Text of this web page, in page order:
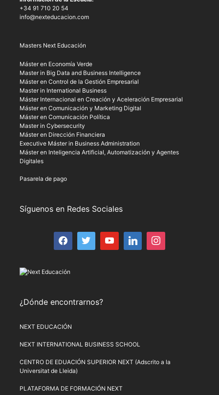
+34 91 710 20 54
info@nexteducacion.com
Masters Next Educación
Máster en Economía Verde
Master in Big Data and Business Intelligence
Máster en Control de la Gestión Empresarial
Master in International Business
Máster Internacional en Creación y Aceleración Empresarial
Máster en Comunicación y Marketing Digital
Máster en Comunicación Política
Master in Cybersecurity
Máster en Dirección Financiera
Executive Máster in Business Administration
Máster en Inteligencia Artificial, Automatización y Agentes
Digitales
Pasarela de pago
Síguenos en Redes Sociales
¿Dónde encontrarnos?
NEXT EDUCACIÓN
NEXT INTERNATIONAL BUSINESS SCHOOL
CENTRO DE EDUACIÓN SUPERIOR NEXT (Adscrito a la
Universitat de Lleida)
PLATAFORMA DE FORMACIÓN NEXT